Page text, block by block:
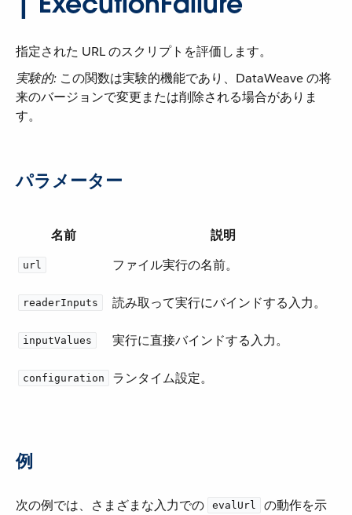
指定された URL のスクリプトを評価します。
実験的: ​ この関数は実験的機能であり、DataWeave の将
来のバージョンで変更または削除される場合がありま
す。
パラメーター
名前 説明
url ファイル実行の名前。
readerInputs 読み取って実行にバインドする入力。
inputValues 実行に直接バインドする入力。
configuration ランタイム設定。
例
次の例では、さまざまな入力での ​ evalUrl
​ の動作を示